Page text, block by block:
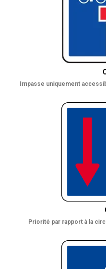
Impasse uniquement
Priorité par rapport à la